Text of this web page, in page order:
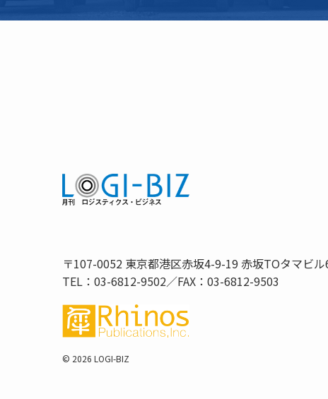
〒107-0052 東京都港区赤坂4-9-19 赤坂TOタマビル
TEL：03-6812-9502／FAX：03-6812-9503
© 2026 LOGI-BIZ